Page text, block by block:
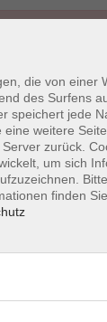
AGBs
die von einer
des Surfens
speichert jede
weitere
zurück.
um sich
finden